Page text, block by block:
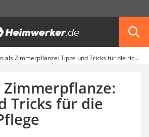
Lilien als Zimmerpflanze: Tipps und Tricks für die richtige Pflege
Zimmerpflanze:
Tricks für die